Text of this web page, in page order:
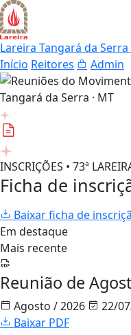
Lareira Tangará da Serra
Início Reitores Admin
INSCRIÇÕES • 73ª
Ficha de
Baixar ficha de
Em destaque
Mais recente
Reunião de
Agosto / 2026 22/
Baixar PDF